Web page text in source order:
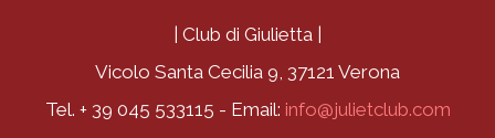
| Club di Giulietta |
Vicolo Santa Cecilia 9, 37121 Verona
Tel. + 39 045 533115 - Email: info@julietclub.com